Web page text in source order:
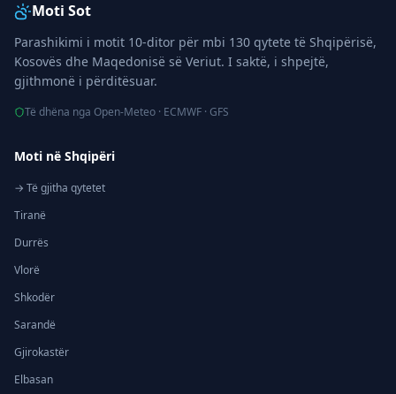
Moti Sot
Parashikimi i motit 10-ditor për mbi 130 qytete të Shqipërisë,
Kosovës dhe Maqedonisë së Veriut. I saktë, i shpejtë,
gjithmonë i përditësuar.
Të dhëna nga Open-Meteo · ECMWF · GFS
Moti në Shqipëri
→ Të gjitha qytetet
Tiranë
Durrës
Vlorë
Shkodër
Sarandë
Gjirokastër
Elbasan